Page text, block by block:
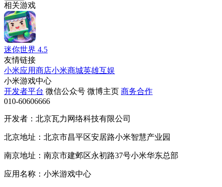
相关游戏
迷你世界 4.5
友情链接
小米应用商店小米商城英雄互娱
小米游戏中心
开发者平台 微信公众号 微博主页 商务合作
010-60606666
开发者：北京瓦力网络科技有限公司
北京地址：北京市昌平区安居路小米智慧产业园
南京地址：南京市建邺区永初路37号小米华东总部
应用名称：小米游戏中心